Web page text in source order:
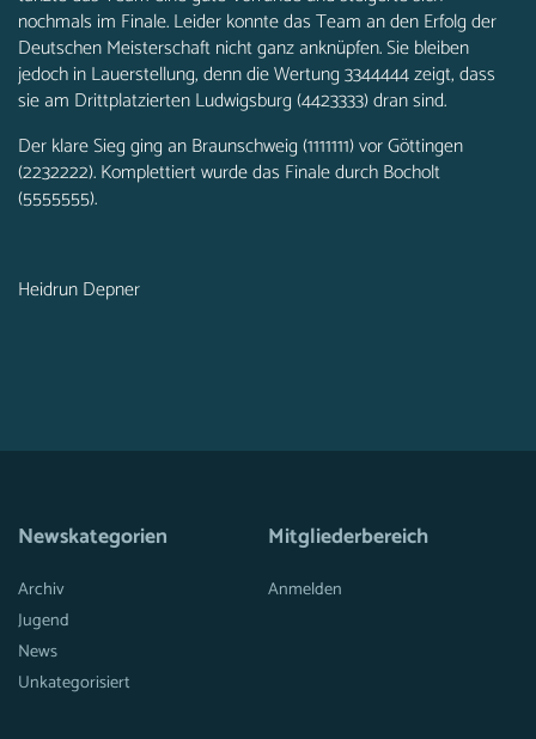
nochmals im Finale. Leider konnte das Team an den Erfolg der
Deutschen Meisterschaft nicht ganz anknüpfen. Sie bleiben
jedoch in Lauerstellung, denn die Wertung 3344444 zeigt, dass
sie am Drittplatzierten Ludwigsburg (4423333) dran sind.
Der klare Sieg ging an Braunschweig (1111111) vor Göttingen
(2232222). Komplettiert wurde das Finale durch Bocholt
(5555555).
Heidrun Depner
Newskategorien
Archiv
Jugend
News
Unkategorisiert
Mitgliederbereich
Anmelden